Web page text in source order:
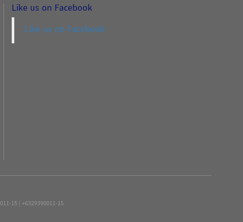
Like us on Facebook
Like us on Facebook
15 | +6329390011-15